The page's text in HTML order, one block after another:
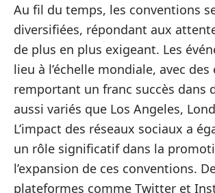
Au fil du temps, les conventions
diversifiées, répondant aux
de plus en plus exigeant. Les
lieu à l’échelle mondiale, avec
remportant un franc succès dans
aussi variés que Los Angeles,
L’impact des réseaux sociaux a
un rôle significatif dans la
l’expansion de ces conventions.
plateformes comme Twitter et